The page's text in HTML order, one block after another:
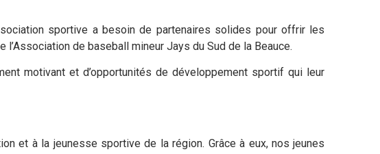
sportive a besoin de partenaires solides pour offrir les
l’Association de baseball mineur Jays du Sud de la Beauce.
motivant et d’opportunités de développement sportif qui leur
et à la jeunesse sportive de la région. Grâce à eux, nos jeunes